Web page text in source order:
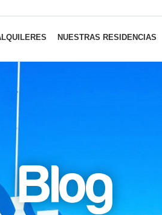
NUESTRAS RESIDENCIAS
Blog